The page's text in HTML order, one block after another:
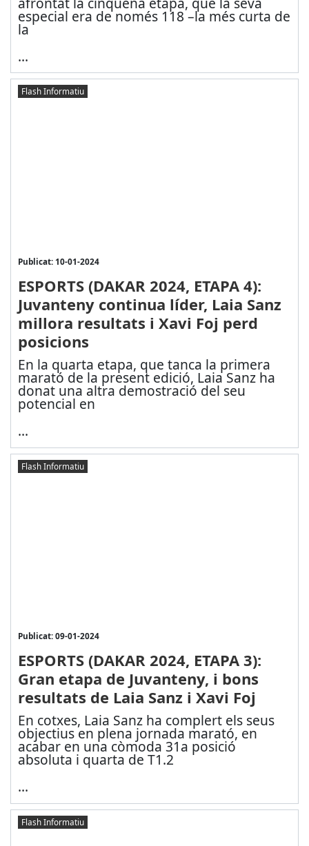
especial era de només 118 –la més curta de
la
...
Flash Informatiu
Publicat: 10-01-2024
ESPORTS (DAKAR 2024, ETAPA 4):
Juvanteny continua líder, Laia Sanz
millora resultats i Xavi Foj perd
posicions
En la quarta etapa, que tanca la primera
marató de la present edició, Laia Sanz ha
donat una altra demostració del seu
potencial en
...
Flash Informatiu
Publicat: 09-01-2024
ESPORTS (DAKAR 2024, ETAPA 3):
Gran etapa de Juvanteny, i bons
resultats de Laia Sanz i Xavi Foj
En cotxes, Laia Sanz ha complert els seus
objectius en plena jornada marató, en
acabar en una còmoda 31a posició
absoluta i quarta de T1.2
...
Flash Informatiu